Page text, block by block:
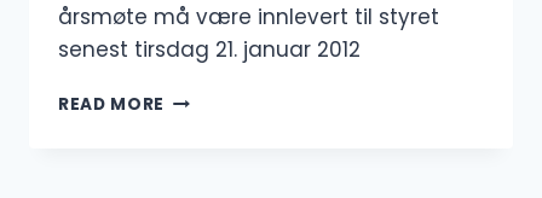
årsmøte må være innlevert til styret
senest tirsdag 21. januar 2012
READ MORE ÅRSMØTE